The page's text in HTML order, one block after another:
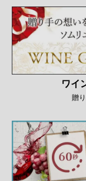
ワイ
贈